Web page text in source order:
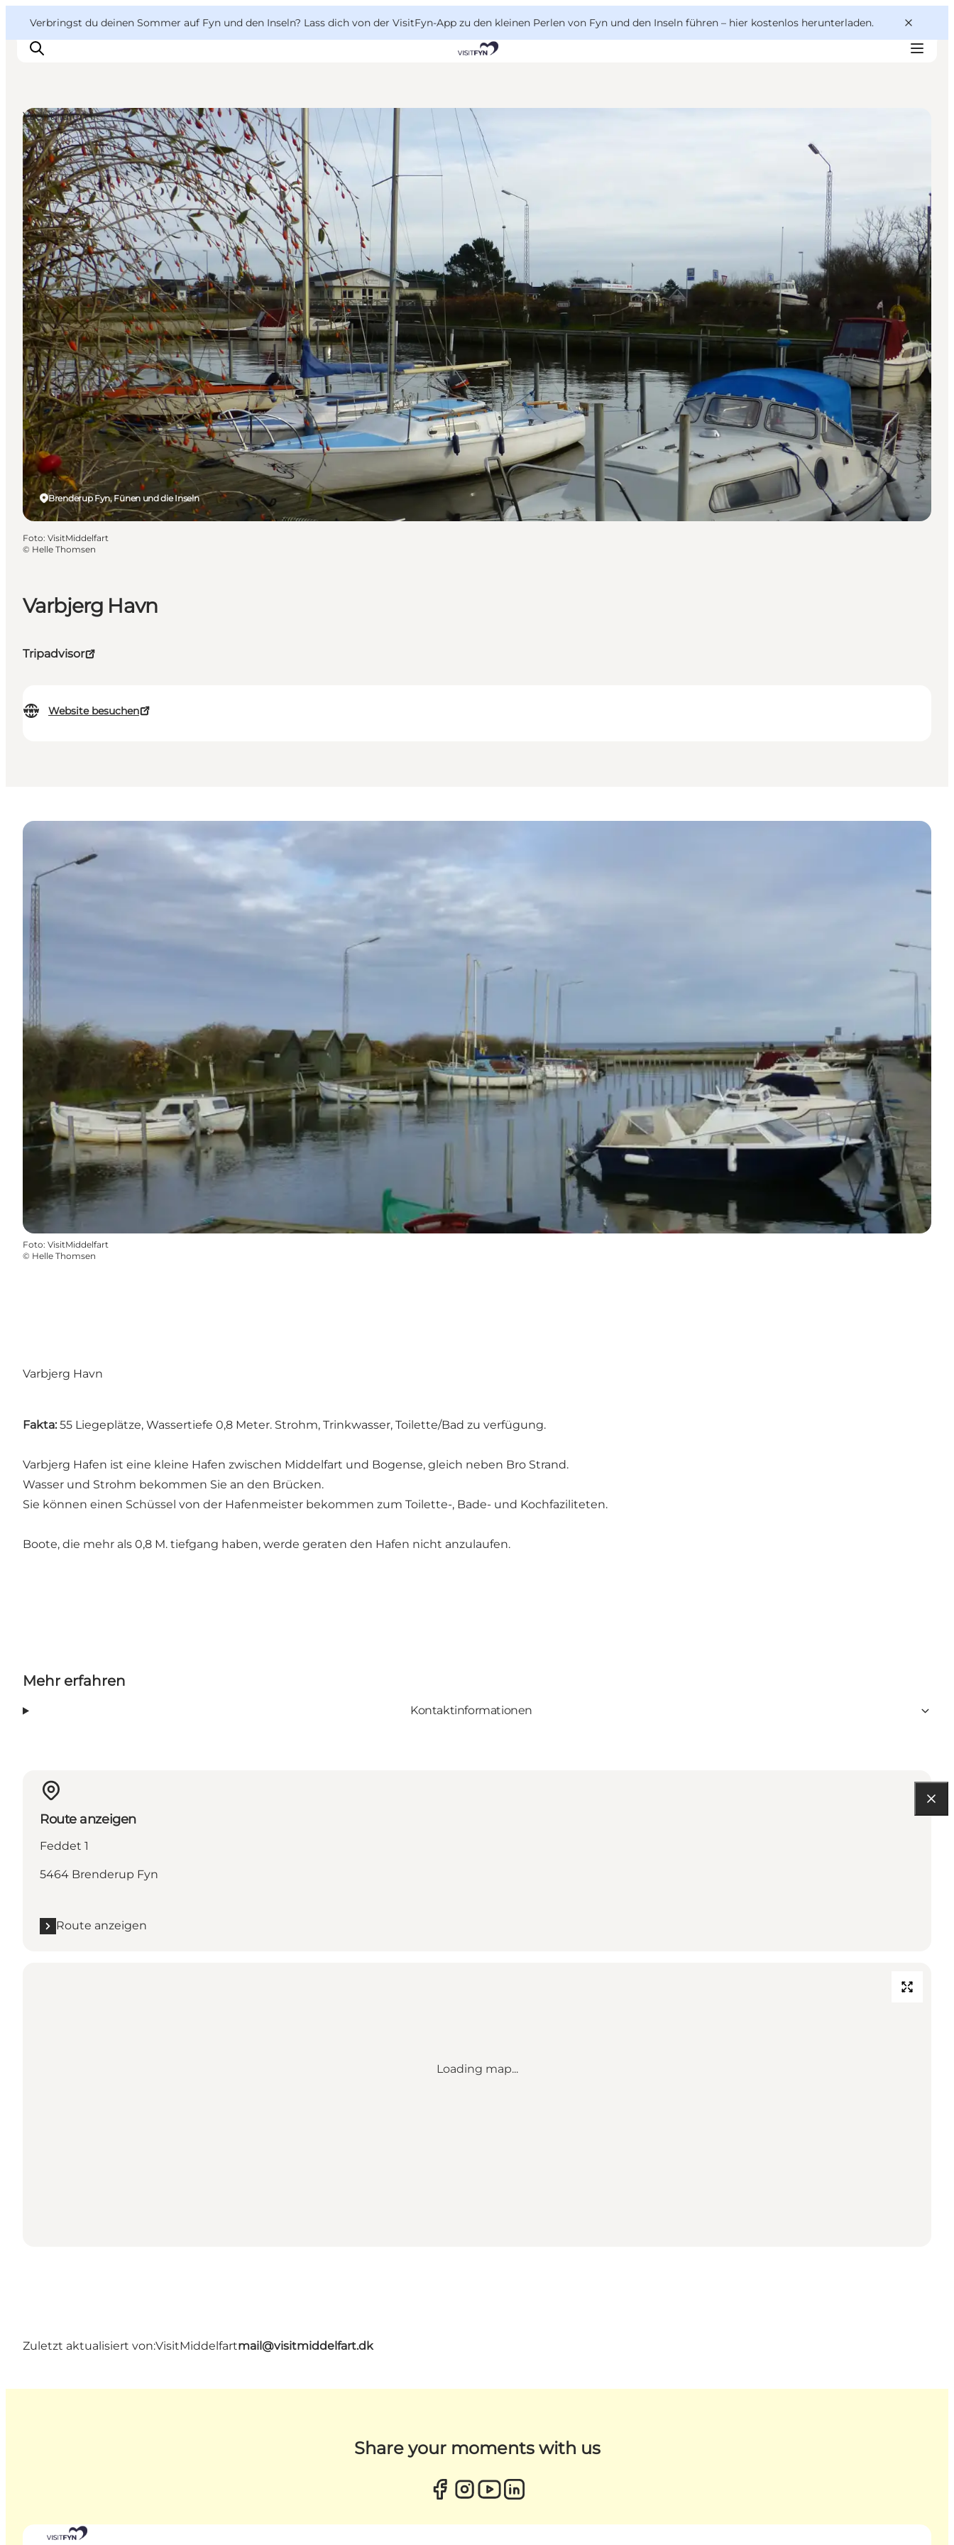
Verbringst du deinen Sommer auf Fyn und den Inseln? Lass dich von der VisitFyn-App zu den kleinen Perlen von Fyn und den Inseln führen – hier kostenlos herunterladen.
Reise Ideen
Outdoor & bike
Essen & trinken
Übernachtung
VisitFyn
Deutsch
Varbjerg Havn
Tripadvisor
Website besuchen
Brenderup Fyn, Fünen und die Inseln
Yachthafen
Foto: VisitMiddelfart
© Helle Thomsen
Foto: VisitMiddelfart
© Helle Thomsen
Varbjerg Havn
Fakta: 55 Liegeplätze, Wassertiefe 0,8 Meter. Strohm, Trinkwasser, Toilette/Bad zu verfügung.
Varbjerg Hafen ist eine kleine Hafen zwischen Middelfart und Bogense, gleich neben Bro Strand.
Wasser und Strohm bekommen Sie an den Brücken.
Sie können einen Schüssel von der Hafenmeister bekommen zum Toilette-, Bade- und Kochfaziliteten.
Boote, die mehr als 0,8 M. tiefgang haben, werde geraten den Hafen nicht anzulaufen.
Mehr erfahren
Kontaktinformationen
Route anzeigen
Feddet 1
5464 Brenderup Fyn
Route anzeigen
Loading map...
Zuletzt aktualisiert von:VisitMiddelfartmail@visitmiddelfart.dk
Share your moments with us